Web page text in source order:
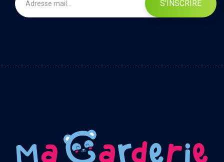
S'INSCRIRE